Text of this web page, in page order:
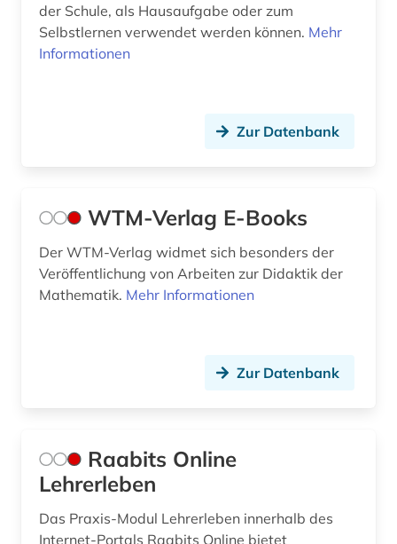
der Schule, als Hausaufgabe oder zum
Selbstlernen verwendet werden können. Mehr
Informationen
Zur Datenbank
WTM-Verlag E-Books
Der WTM-Verlag widmet sich besonders der
Veröffentlichung von Arbeiten zur Didaktik der
Mathematik. Mehr Informationen
Zur Datenbank
Raabits Online
Lehrerleben
Das Praxis-Modul Lehrerleben innerhalb des
Internet-Portals Raabits Online bietet